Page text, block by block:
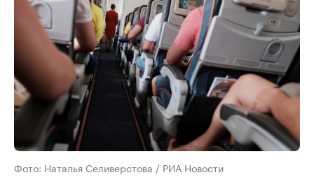
Фото: Наталья Селиверстова / РИА Новости